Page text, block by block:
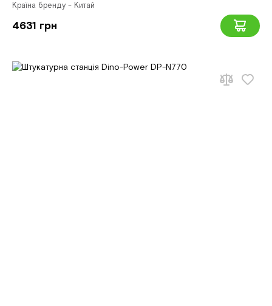
Країна бренду - Китай
4631 грн